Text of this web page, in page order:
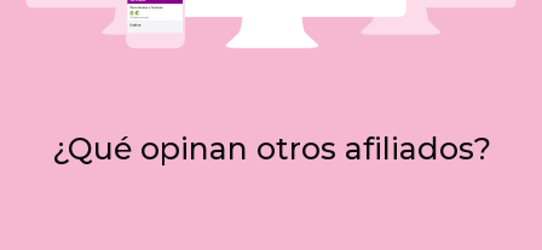
¿Qué opinan otros afiliados?